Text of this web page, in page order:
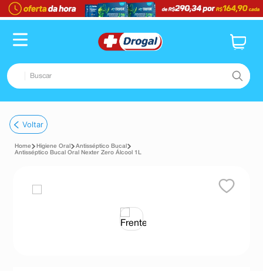
Buscar
1º fralda
2º dipirona
tadalafila
Voltar
Higiene Oral
Antisséptico Bucal
Antisséptico Bucal Oral Nexter Zero Álcool 1L